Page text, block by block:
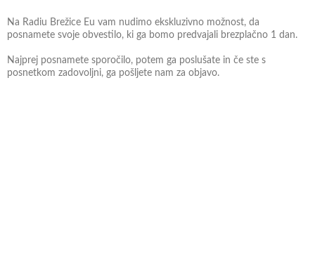
Na Radiu Brežice Eu vam nudimo ekskluzivno možnost, da
posnamete svoje obvestilo, ki ga bomo predvajali brezplačno 1 dan.
Najprej posnamete sporočilo, potem ga poslušate in če ste s
posnetkom zadovoljni, ga pošljete nam za objavo.